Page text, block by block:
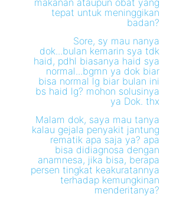
makanan ataupun obat yang
tepat untuk meninggikan
badan?
Sore, sy mau nanya
dok...bulan kemarin sya tdk
haid, pdhl biasanya haid sya
normal...bgmn ya dok biar
bisa normal lg biar bulan ini
bs haid lg? mohon solusinya
ya Dok. thx
Malam dok, saya mau tanya
kalau gejala penyakit jantung
rematik apa saja ya? apa
bisa didiagnosa dengan
anamnesa, jika bisa, berapa
persen tingkat keakuratannya
terhadap kemungkinan
menderitanya?